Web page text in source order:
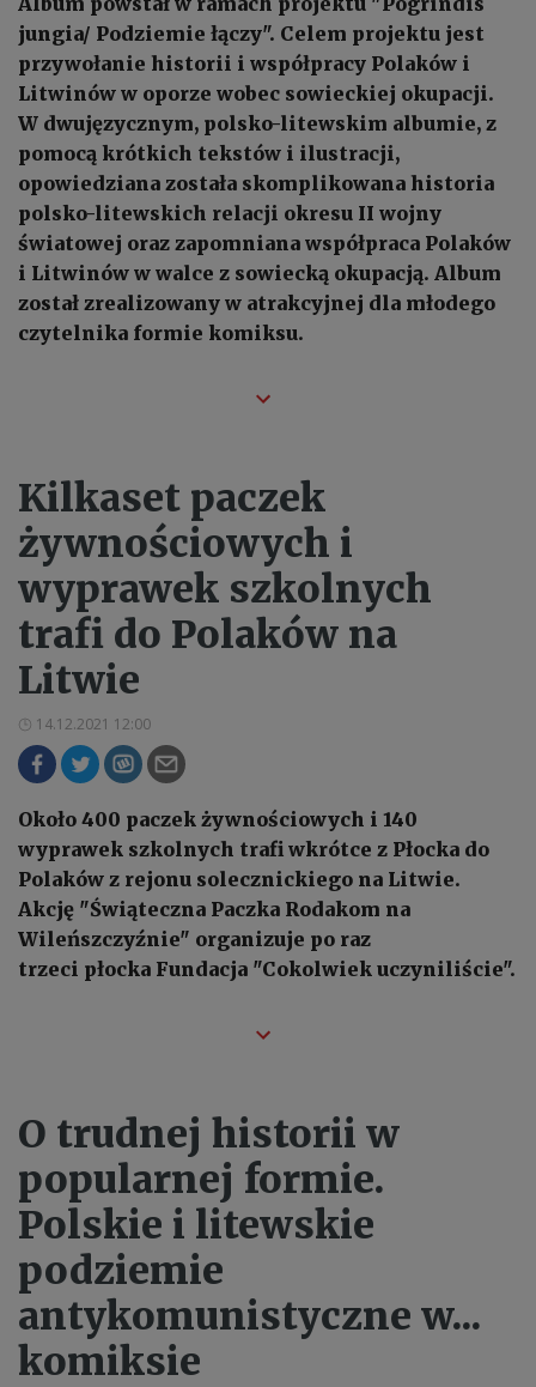
jungia/ Podziemie łączy". Celem projektu jest
przywołanie historii i współpracy Polaków i
Litwinów w oporze wobec sowieckiej okupacji.
W dwujęzycznym, polsko-litewskim albumie, z
pomocą krótkich tekstów i ilustracji,
opowiedziana została skomplikowana historia
polsko-litewskich relacji okresu II wojny
światowej oraz zapomniana współpraca Polaków
i Litwinów w walce z sowiecką okupacją. Album
został zrealizowany w atrakcyjnej dla młodego
czytelnika formie komiksu.
Kilkaset paczek
żywnościowych i
wyprawek szkolnych
trafi do Polaków na
Litwie
14.12.2021 12:00
Około 400 paczek żywnościowych i 140
wyprawek szkolnych trafi wkrótce z Płocka do
Polaków z rejonu solecznickiego na Litwie.
Akcję "Świąteczna Paczka Rodakom na
Wileńszczyźnie" organizuje po raz
trzeci płocka Fundacja "Cokolwiek uczyniliście".
O trudnej historii w
popularnej formie.
Polskie i litewskie
podziemie
antykomunistyczne w...
komiksie